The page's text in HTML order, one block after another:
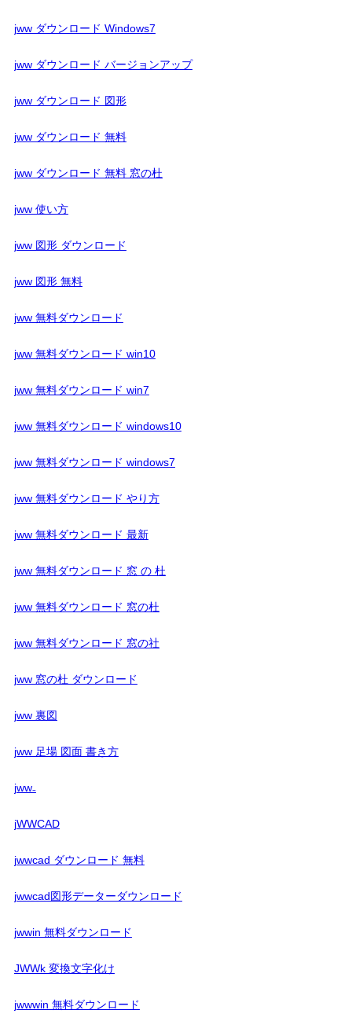
jww ダウンロード Windows7
jww ダウンロード バージョンアップ
jww ダウンロード 図形
jww ダウンロード 無料
jww ダウンロード 無料 窓の杜
jww 使い方
jww 図形 ダウンロード
jww 図形 無料
jww 無料ダウンロード
jww 無料ダウンロード win10
jww 無料ダウンロード win7
jww 無料ダウンロード windows10
jww 無料ダウンロード windows7
jww 無料ダウンロード やり方
jww 無料ダウンロード 最新
jww 無料ダウンロード 窓 の 杜
jww 無料ダウンロード 窓の杜
jww 無料ダウンロード 窓の社
jww 窓の杜 ダウンロード
jww 裏図
jww 足場 図面 書き方
jww₋
jWWCAD
jwwcad ダウンロード 無料
jwwcad図形データーダウンロード
jwwin 無料ダウンロード
JWWk 変換文字化け
jwwwin 無料ダウンロード